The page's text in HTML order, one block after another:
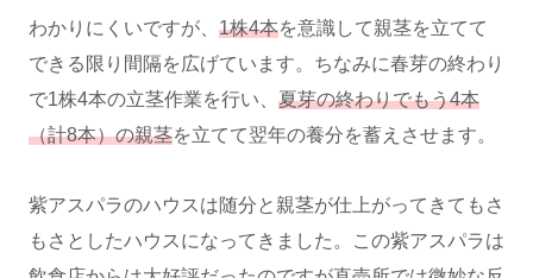
わかりにくいですが、 1株4本を意識して親茎を立てて
できる限り間隔を広げています。ちなみに春芽の終わり
で1株4本の立茎作業を行い、 夏芽の終わりでもう4本
（計8本）の親茎を立てて翌年の養分を蓄えさせます。
紫アスパラのハウスは随分と親茎が仕上がってきてもさ
もさとしたハウスになってきました。この紫アスパラは